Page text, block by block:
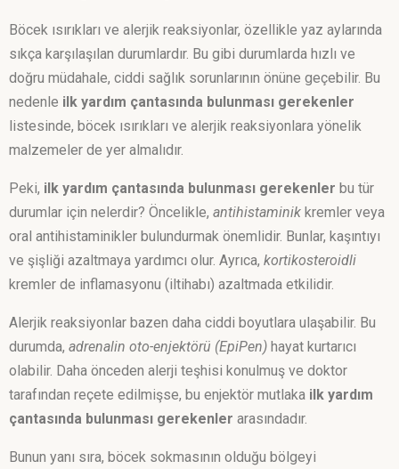
Böcek ısırıkları ve alerjik reaksiyonlar, özellikle yaz aylarında
sıkça karşılaşılan durumlardır. Bu gibi durumlarda hızlı ve
doğru müdahale, ciddi sağlık sorunlarının önüne geçebilir. Bu
nedenle ilk yardım çantasında bulunması gerekenler
listesinde, böcek ısırıkları ve alerjik reaksiyonlara yönelik
malzemeler de yer almalıdır.
Peki, ilk yardım çantasında bulunması gerekenler bu tür
durumlar için nelerdir? Öncelikle, antihistaminik kremler veya
oral antihistaminikler bulundurmak önemlidir. Bunlar, kaşıntıyı
ve şişliği azaltmaya yardımcı olur. Ayrıca, kortikosteroidli
kremler de inflamasyonu (iltihabı) azaltmada etkilidir.
Alerjik reaksiyonlar bazen daha ciddi boyutlara ulaşabilir. Bu
durumda, adrenalin oto-enjektörü (EpiPen) hayat kurtarıcı
olabilir. Daha önceden alerji teşhisi konulmuş ve doktor
tarafından reçete edilmişse, bu enjektör mutlaka ilk yardım
çantasında bulunması gerekenler arasındadır.
Bunun yanı sıra, böcek sokmasının olduğu bölgeyi